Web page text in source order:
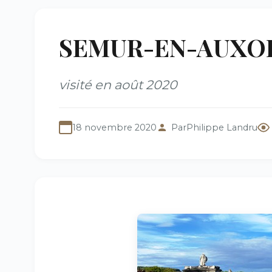
SEMUR-EN-
visité en août 2020
18 novembre 2020 ParPhilippe Landru